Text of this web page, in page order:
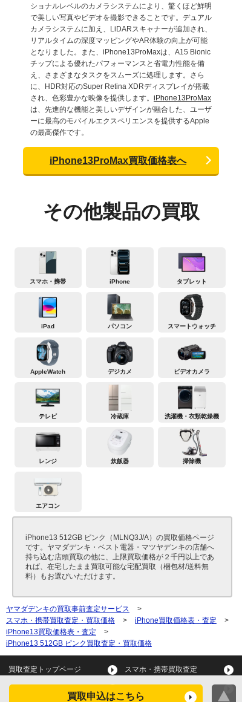
買取申込はこちら
ショナルレベルのカメラシステムにより、驚くほど鮮明
で美しい写真やビデオを撮影できることです。デュアル
カメラシステムに加え、LiDARスキャナーが追加され、
リアルタイムの深度マッピングやAR体験の向上が可能
となりました。また、iPhone13ProMaxは、A15 Bionic
チップによる優れたパフォーマンスと省電力性能を備
え、さまざまなタスクをスムーズに処理します。さら
に、HDR対応のSuper Retina XDRディスプレイが搭載
され、色彩豊かな映像を提供します。 iPhone13ProMax
は、先進的な機能と美しいデザインが融合した、ユーザ
ーに最高のモバイルエクスペリエンスを提供するApple
の最高傑作です。
iPhone13ProMax買取価格表へ
その他製品の買取
スマホ・携帯 iPhone タブレット
iPad パソコン スマートウォッチ
AppleWatch デジカメ ビデオカメラ
テレビ 冷蔵庫 洗濯機・衣類乾燥機
レンジ 炊飯器 掃除機
エアコン
iPhone13 512GB ピンク（MLNQ3J/A）の買取価格ページ
です。ヤマダデンキ・ベスト電器・マツヤデンキの店舗へ
持ち込む店頭買取の他に、上限買取価格が２千円以上であ
れば、在宅したまま買取可能な宅配買取（梱包材/送料無
料）もお選びいただけます。
ヤマダデンキの買取事前査定サービス
>
スマホ・携帯買取査定・買取価格
> iPhone買取価格表・査定
>
iPhone13買取価格表・査定
>
iPhone13 512GB ピンク買取査定・買取価格
買取査定トップページ スマホ・携帯買取査定
タブレット買取査定